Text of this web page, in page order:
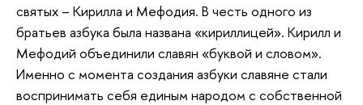
святых – Кирилла и Мефодия. В честь одного из
братьев азбука была названа «кириллицей». Кирилл и
Мефодий объединили славян «буквой и словом».
Именно с момента создания азбуки славяне стали
воспринимать себя единым народом с собственной